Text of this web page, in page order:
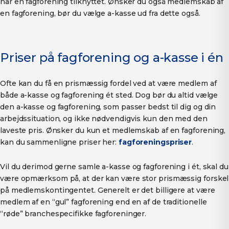
en fagforening, bør du vælge a-kasse ud fra dette også.
Priser på fagforening og a-kasse i én
Ofte kan du få en prismæssig fordel ved at være medlem af
både a-kasse og fagforening ét sted. Dog bør du altid vælge
den a-kasse og fagforening, som passer bedst til dig og din
arbejdssituation, og ikke nødvendigvis kun den med den
laveste pris. Ønsker du kun et medlemskab af en fagforening,
kan du sammenligne priser her: fagforeningspriser.
Vil du derimod gerne samle a-kasse og fagforening i ét, skal du
være opmærksom på, at der kan være stor prismæssig forskel
på medlemskontingentet. Generelt er det billigere at være
medlem af en “gul” fagforening end en af de traditionelle
“røde” branchespecifikke fagforeninger.